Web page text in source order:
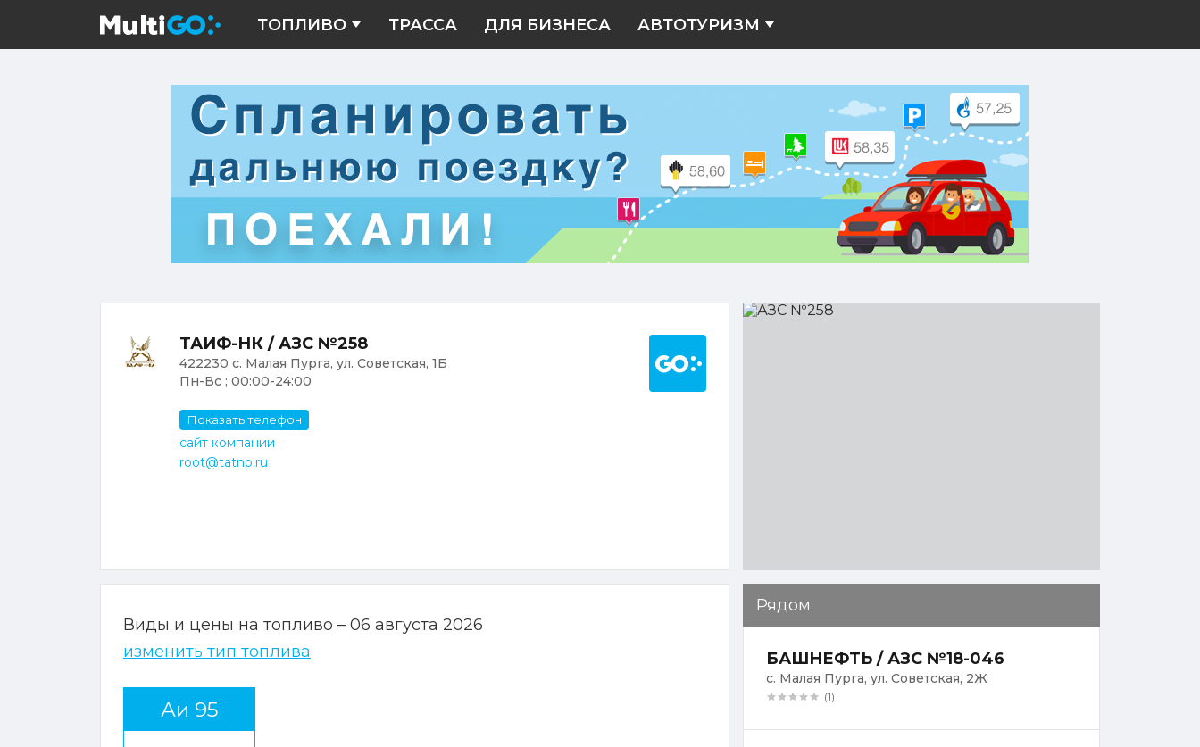
ТОПЛИВО ТРАССА ДЛЯ БИЗНЕСА АВТОТУРИЗМ
ТАИФ-НК / АЗС №258
422230 с. Малая Пурга, ул. Советская, 1Б
Пн-Вс ; 00:00-24:00
Показать телефон
сайт компании
root@tatnp.ru
Построить маршрут на Yandex.
АЗС
Виды и цены на топливо – 06 августа 2026
изменить тип топлива
Аи 95
Рядом
БАШНЕФТЬ / АЗС №18-046
с. Малая Пурга, ул. Советская, 2Ж
(1)